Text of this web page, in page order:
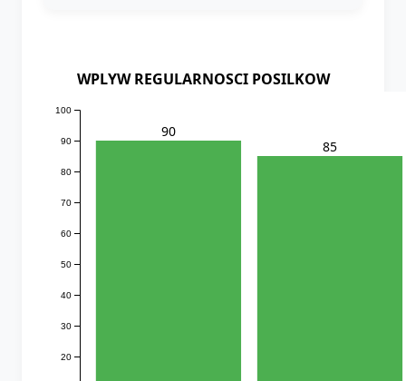
WPLYW REGULARNOSCI POSILKOW
20
30
40
50
60
70
80
90
100
90
85